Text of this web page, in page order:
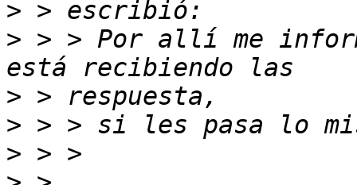
>
> > > Por allí me
>
>
>